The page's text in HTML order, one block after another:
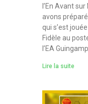
l’En Avant
avons
qui s’est
Fidèle au
l’EA
Lire la suite